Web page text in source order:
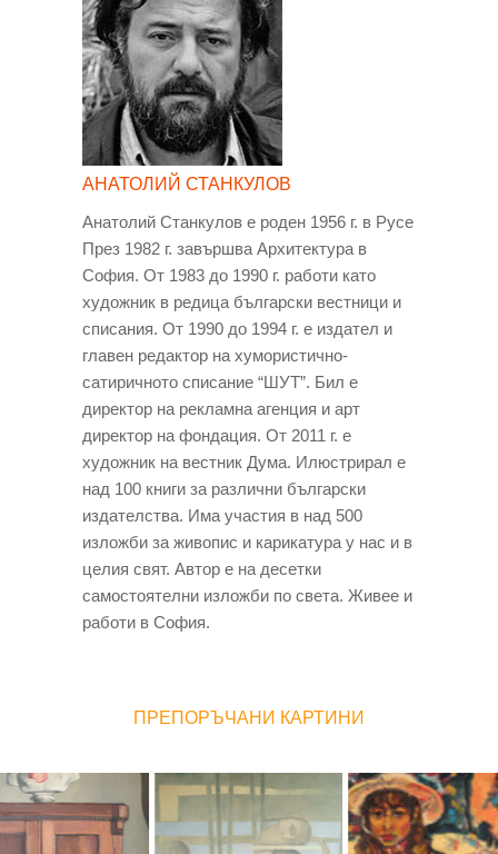
АНАТОЛИЙ СТАНКУЛОВ
Анатолий Станкулов е роден 1956 г. в Русе
През 1982 г. завършва Архитектура в
София. От 1983 до 1990 г. работи като
художник в редица български вестници и
списания. От 1990 до 1994 г. е издател и
главен редактор на хумористично-
сатиричното списание “ШУТ”. Бил е
директор на рекламна агенция и арт
директор на фондация. От 2011 г. е
художник на вестник Дума. Илюстрирал е
над 100 книги за различни български
издателства. Има участия в над 500
изложби за живопис и карикатура у нас и в
целия свят. Автор е на десетки
самостоятелни изложби по света. Живее и
работи в София.
ПРЕПОРЪЧАНИ КАРТИНИ